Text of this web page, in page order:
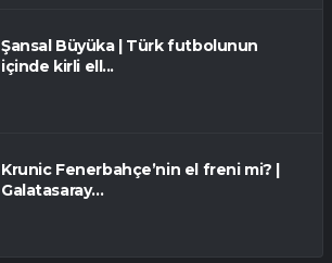
Şansal Büyüka | Türk futbolunun
içinde kirli ell...
Krunic Fenerbahçe’nin el freni mi? |
Galatasaray...